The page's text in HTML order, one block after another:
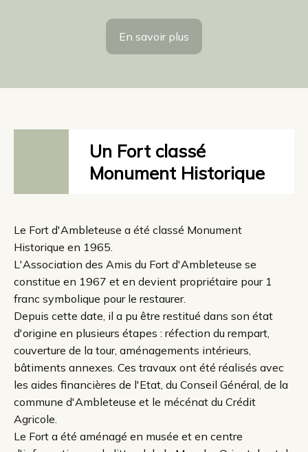
En savoir plus
Un Fort classé
Monument Historique
Le Fort d'Ambleteuse a été classé Monument
Historique en 1965.
L'Association des Amis du Fort d'Ambleteuse se
constitue en 1967 et en devient propriétaire pour 1
franc symbolique pour le restaurer.
Depuis cette date, il a pu être restitué dans son état
d'origine en plusieurs étapes : réfection du rempart,
couverture de la tour, aménagements intérieurs,
bâtiments annexes. Ces travaux ont été réalisés avec
les aides financières de l'Etat, du Conseil Général, de la
commune d'Ambleteuse et le mécénat du Crédit
Agricole.
Le Fort a été aménagé en musée et en centre